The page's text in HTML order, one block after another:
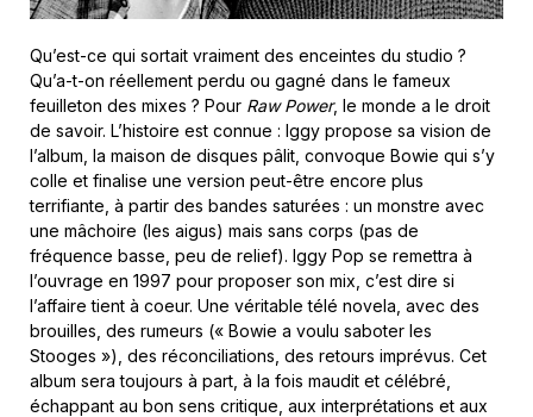
Qu’est-ce qui sortait vraiment des enceintes du studio ?
Qu’a-t-on réellement perdu ou gagné dans le fameux
feuilleton des mixes ? Pour Raw Power, le monde a le droit
de savoir. L’histoire est connue : Iggy propose sa vision de
l’album, la maison de disques pâlit, convoque Bowie qui s’y
colle et finalise une version peut-être encore plus
terrifiante, à partir des bandes saturées : un monstre avec
une mâchoire (les aigus) mais sans corps (pas de
fréquence basse, peu de relief). Iggy Pop se remettra à
l’ouvrage en 1997 pour proposer son mix, c’est dire si
l’affaire tient à coeur. Une véritable télé novela, avec des
brouilles, des rumeurs (« Bowie a voulu saboter les
Stooges »), des réconciliations, des retours imprévus. Cet
album sera toujours à part, à la fois maudit et célébré,
échappant au bon sens critique, aux interprétations et aux